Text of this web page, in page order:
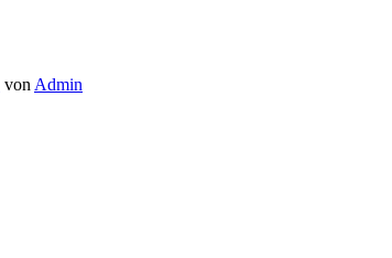
von Admin